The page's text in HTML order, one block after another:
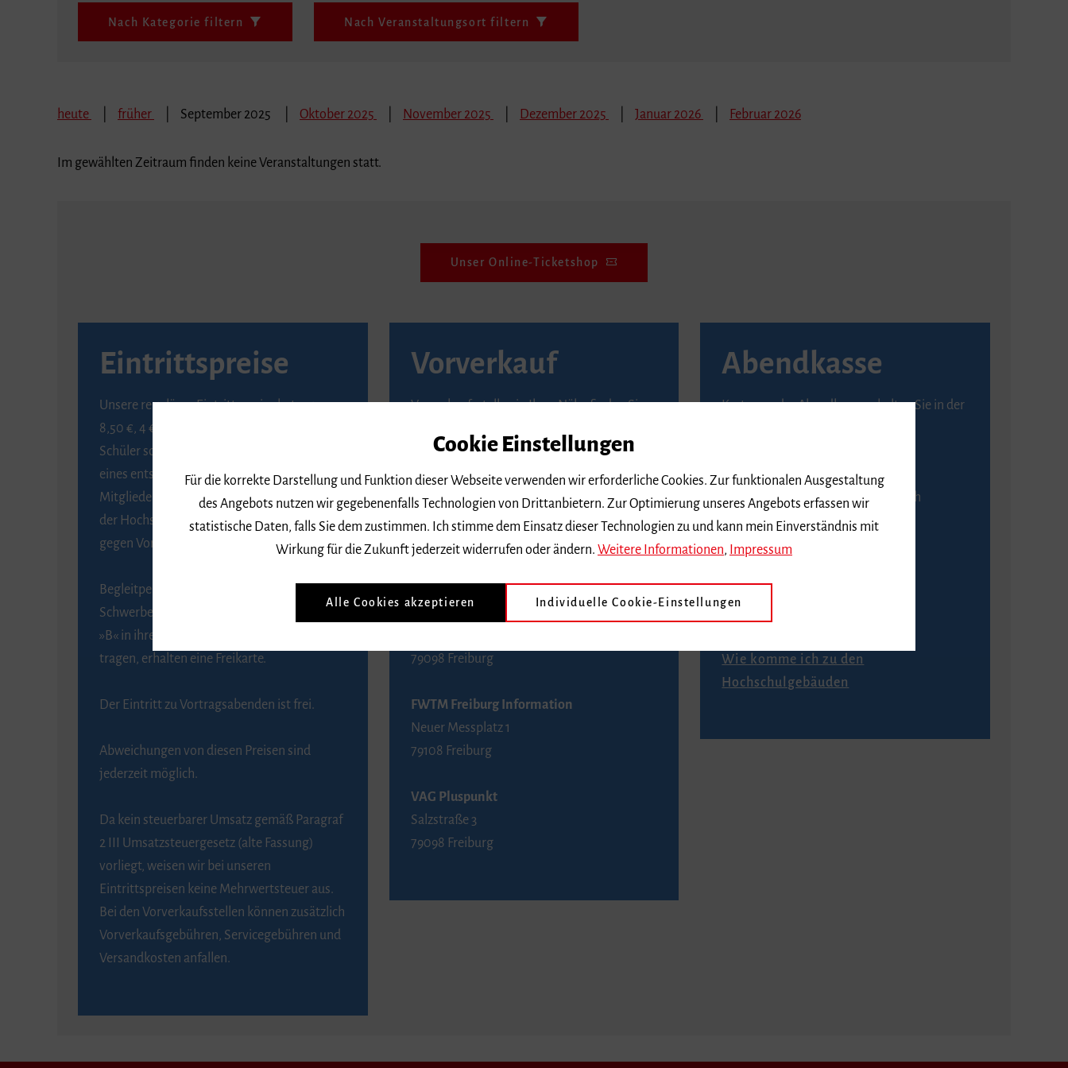
Nach Kategorie filtern Nach Veranstaltungsort filtern
heute früher September 2025 Oktober 2025 November 2025 Dezember 2025 Januar 2026 Februar 2026
Im gewählten Zeitraum finden keine Veranstaltungen statt.
Unser Online-Ticketshop
Eintrittspreise
Unsere regulären Eintrittspreise betragen
8,50 €, 4 € ermäßigt für Schülerinnen und
Schüler sowie Studierende gegen Vorlage
eines entsprechenden Nachweises, 6 € für
Mitglieder der Gesellschaft zur Förderung
der Hochschule für Musik Freiburg e. V.
gegen Vorlage des Mitgliedsausweises.
Begleitpersonen von Menschen mit
Schwerbehinderung, die das Merkzeichen
»B« in ihrem Schwerbehindertenausweis
tragen, erhalten eine Freikarte.
Der Eintritt zu Vortragsabenden ist frei.
Abweichungen von diesen Preisen sind
jederzeit möglich.
Da kein steuerbarer Umsatz gemäß Paragraf
2 III Umsatzsteuergesetz (alte Fassung)
vorliegt, weisen wir bei unseren
Eintrittspreisen keine Mehrwertsteuer aus.
Bei den Vorverkaufsstellen können zusätzlich
Vorverkaufsgebühren, Servicegebühren und
Versandkosten anfallen.
Vorverkauf
Vorverkaufsstellen in Ihrer Nähe finden Sie
BZ-Kartenservice Freiburg
Kaiser-Joseph-Straße 229
79098 Freiburg
Telefon 0761 4968888 (Reservierungen sind
FWTM Tourist-Information
79098 Freiburg
FWTM Freiburg Information
Neuer Messplatz 1
79108 Freiburg
VAG Pluspunkt
Salzstraße 3
79098 Freiburg
Abendkasse
Karten an der Abendkasse erhalten Sie in der
An der Abendkasse ist ausschließlich
Barzahlung möglich.
Anfahrt
Wie komme ich zu den
Hochschulgebäuden
Cookie Einstellungen
Für die korrekte Darstellung und Funktion dieser Webseite verwenden wir erforderliche Cookies. Zur funktionalen Ausgestaltung
des Angebots nutzen wir gegebenenfalls Technologien von Drittanbietern. Zur Optimierung unseres Angebots erfassen wir
statistische Daten, falls Sie dem zustimmen. Ich stimme dem Einsatz dieser Technologien zu und kann mein Einverständnis mit
Wirkung für die Zukunft jederzeit widerrufen oder ändern. Weitere Informationen Impressum
Alle Cookies akzeptieren Individuelle Cookie-Einstellungen